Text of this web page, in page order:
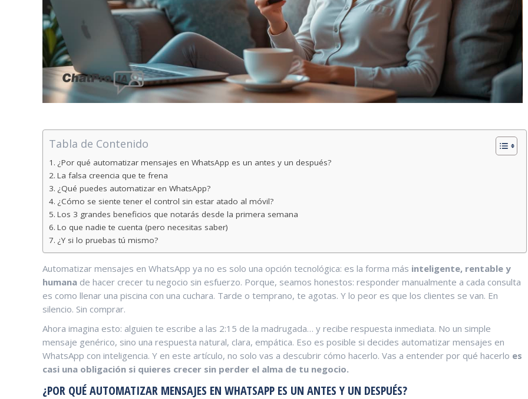
Tabla de Contenido
¿Por qué automatizar mensajes en WhatsApp es un antes y un después?
La falsa creencia que te frena
¿Qué puedes automatizar en WhatsApp?
¿Cómo se siente tener el control sin estar atado al móvil?
Los 3 grandes beneficios que notarás desde la primera semana
Lo que nadie te cuenta (pero necesitas saber)
¿Y si lo pruebas tú mismo?
Automatizar mensajes en WhatsApp ya no es solo una opción tecnológica: es la forma más inteligente, rentable y
humana de hacer crecer tu negocio sin esfuerzo. Porque, seamos honestos: responder manualmente a cada consulta
es como llenar una piscina con una cuchara. Tarde o temprano, te agotas. Y lo peor es que los clientes se van. En
silencio. Sin comprar.
Ahora imagina esto: alguien te escribe a las 2:15 de la madrugada… y recibe respuesta inmediata. No un simple
mensaje genérico, sino una respuesta natural, clara, empática. Eso es posible si decides automatizar mensajes en
WhatsApp con inteligencia. Y en este artículo, no solo vas a descubrir cómo hacerlo. Vas a entender por qué hacerlo es
casi una obligación si quieres crecer sin perder el alma de tu negocio.
¿POR QUÉ AUTOMATIZAR MENSAJES EN WHATSAPP ES UN ANTES Y UN DESPUÉS?